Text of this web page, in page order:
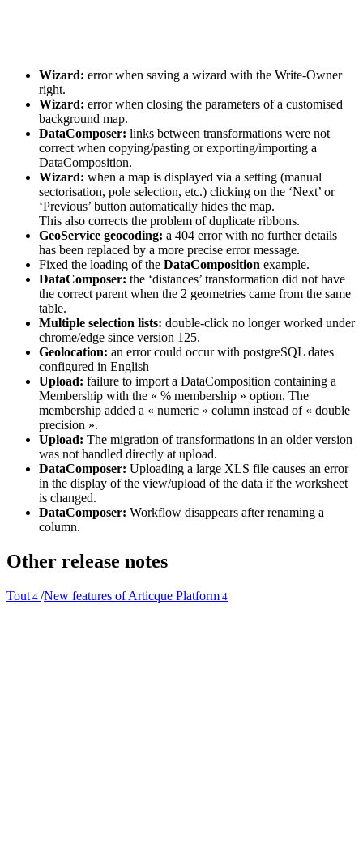
Wizard: error when saving a wizard with the Write-Owner
right.
Wizard: error when closing the parameters of a customised
background map.
DataComposer: links between transformations were not
correct when copying/pasting or exporting/importing a
DataComposition.
Wizard: when a map is displayed via a setting (manual
sectorisation, pole selection, etc.) clicking on the ‘Next’ or
‘Previous’ button automatically hides the map.
This also corrects the problem of duplicate ribbons.
GeoService geocoding: a 404 error with no further details
has been replaced by a more precise error message.
Fixed the loading of the DataComposition example.
DataComposer: the ‘distances’ transformation did not have
the correct parent when the 2 geometries came from the same
table.
Multiple selection lists: double-click no longer worked under
chrome/edge since version 125.
Geolocation: an error could occur with postgreSQL dates
configured in English
Upload: failure to import a DataComposition containing a
Membership with the « % membership » option. The
membership added a « numeric » column instead of « double
precision ».
Upload: The migration of transformations in an older version
was not handled directly at upload.
DataComposer: Uploading a large XLS file causes an error
in the display of the view/upload of the data if the worksheet
is changed.
DataComposer: Workflow disappears after renaming a
column.
Other release notes
Tout4 /New features of Articque Platform 4